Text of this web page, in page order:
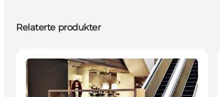
Relaterte produkter
Aktiviteter